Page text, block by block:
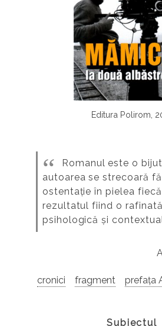
Editura Polirom,
Romanul este o
autoarea se strecoară
ostentație în pielea
rezultatul fiind o
psihologică și
cronici fragment prefața
Subiectul